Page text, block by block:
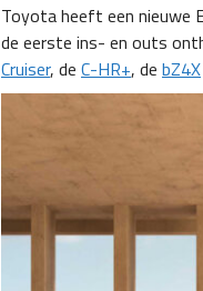
Toyota heeft een nieuwe
de eerste ins- en outs
Cruiser, de C-HR+, de bZ4X